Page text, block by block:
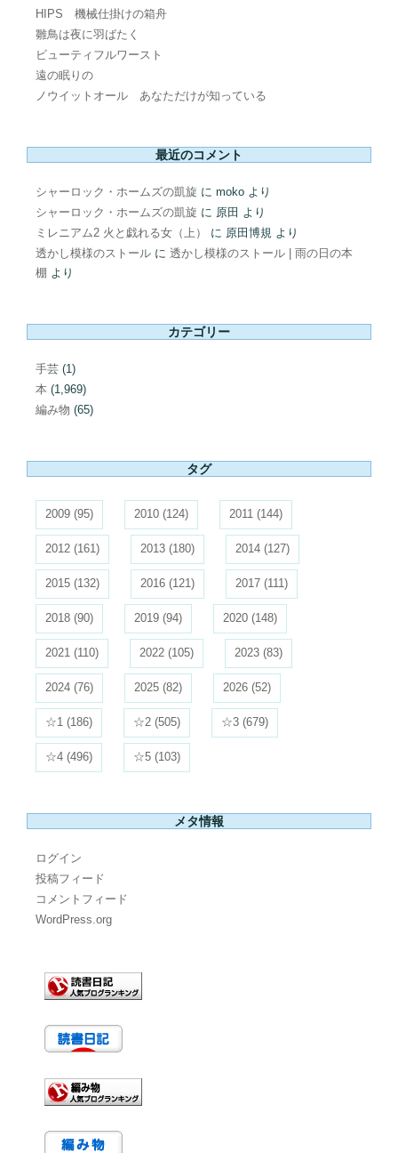
HIPS 機械仕掛けの箱舟
雛鳥は夜に羽ばたく
ビューティフルワースト
遠の眠りの
ノウイットオール あなただけが知っている
最近のコメント
シャーロック・ホームズの凱旋 に moko より
シャーロック・ホームズの凱旋 に 原田 より
ミレニアム2 火と戯れる女（上）
に 原田博規 より
透かし模様のストール に 透かし模様のストール | 雨の日の本
棚 より
カテゴリー
手芸 (1)
本 (1,969)
編み物 (65)
タグ
2009 (95) 2010 (124) 2011 (144)
2012 (161) 2013 (180) 2014 (127)
2015 (132) 2016 (121) 2017 (111)
2018 (90) 2019 (94) 2020 (148)
2021 (110) 2022 (105) 2023 (83)
2024 (76) 2025 (82) 2026 (52)
☆1 (186) ☆2 (505) ☆3 (679)
☆4 (496) ☆5 (103)
メタ情報
ログイン
投稿フィード
コメントフィード
WordPress.org